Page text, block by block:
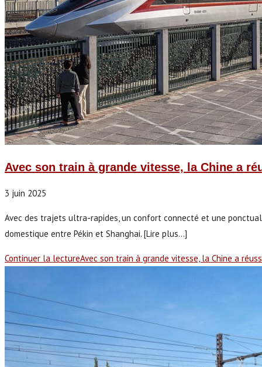
Avec son train à grande vitesse, la Chine a
3 juin 2025
Avec des trajets ultra-rapides, un confort connecté et une
domestique entre Pékin et Shanghai. [Lire plus...]
Continuer la lectureAvec son train à grande vitesse, la Chine a